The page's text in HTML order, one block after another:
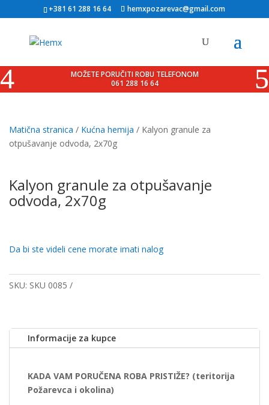
+381 61 288 16 64 hemxpozarevac@gmail.com
MOŽETE PORUČITI ROBU TELEFONOM
061 288 16 64
Matična stranica / Kućna hemija / Kalyon granule za
otpušavanje odvoda, 2x70g
Kalyon granule za otpušavanje
odvoda, 2x70g
Da bi ste videli cene morate imati nalog
SKU: SKU 0085
Informacije za kupce
KADA VAM PORUČENA ROBA PRISTIŽE? (teritorija
Požarevca i okolina)